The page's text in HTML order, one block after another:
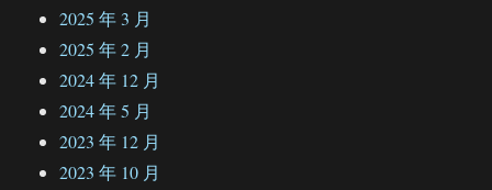
2025 年 3 月
2025 年 2 月
2024 年 12 月
2024 年 5 月
2023 年 12 月
2023 年 10 月